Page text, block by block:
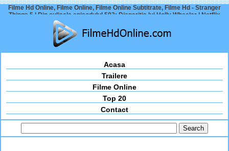
Filme Hd Online, Filme Online, Filme Online Subtitrate, Filme Hd - Stranger
Things 5 | Din culisele episoduluI 502: Dispariția lui Holly Wheeler | Netflix
Acasa
Trailere
Filme Online
Top 20
Contact